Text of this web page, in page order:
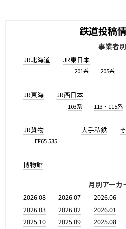
鉄道投稿
事業者別
JR北海道 JR東日本
201系 205系
JR東海 JR西日本
103系 113・115系
JR貨物
EF65 535
大手私鉄
博物館
月別アーカ
2026.08 2026.07 2026.06
2026.03
2026.02 2026.01
2025.10
2025.09 2025.08